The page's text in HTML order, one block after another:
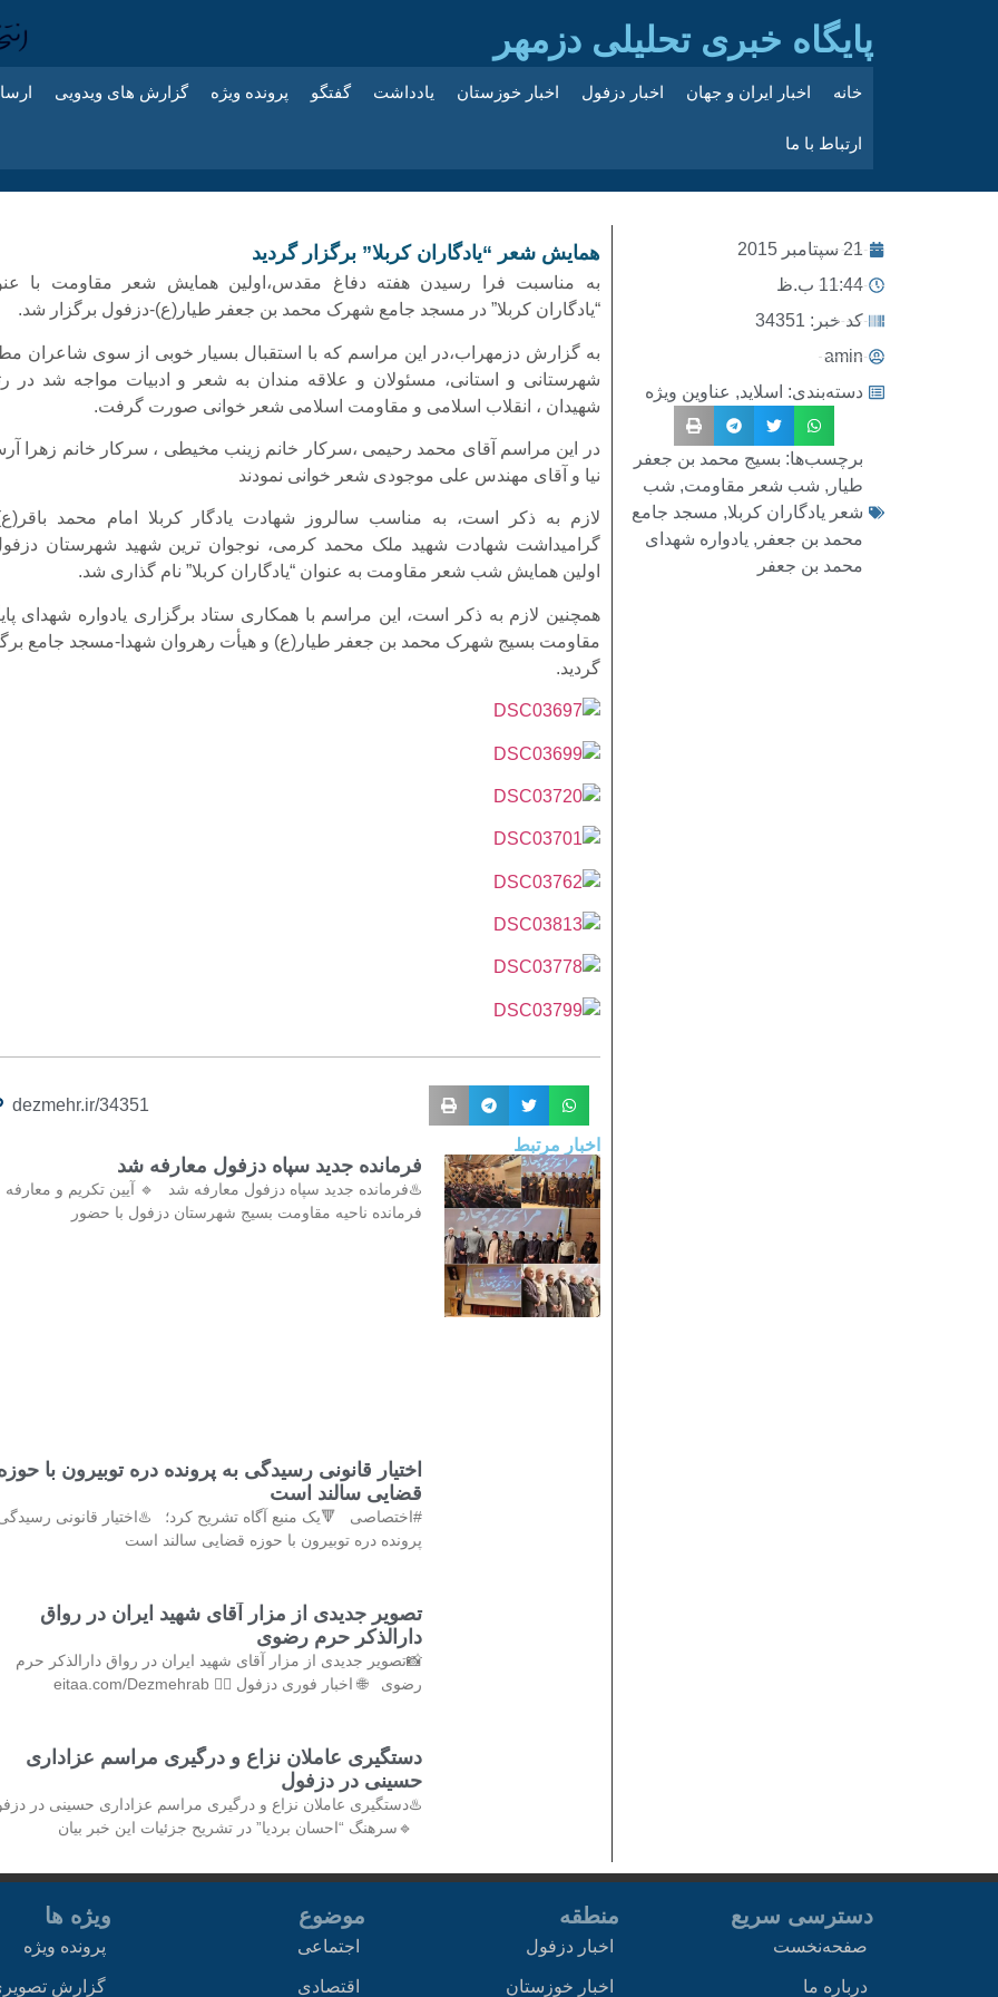
پایگاه خبری تحلیلی دزمهر
خانه اخبار ایران و جهان اخبار دزفول اخبار خوزستان یادداشت گفتگو پرونده ویژه گزارش های ویدویی
ارتباط با ما
21 سپتامبر 2015
11:44 ب.ظ
کد خبر: 34351
amin
دسته‌بندی: اسلاید, عناوین ویژه
برچسب‌ها: بسیج محمد بن جعفر
طیار , شب شعر مقاومت, شب
شعر یادگاران کربلا, مسجد جامع
محمد بن جعفر , یادواره شهدای
محمد بن جعفر
همایش شعر “یادگاران کربلا” برگزار گردید
به مناسبت فرا رسیدن هفته دفاغ مقدس،اولین همایش شعر مقاومت با
“یادگاران کربلا” در مسجد جامع شهرک محمد بن جعفر طیار(ع)-دزفول برگزار شد.
به گزارش دزمهراب،در این مراسم که با استقبال بسیار خوبی از سوی شاعران
شهرستانی و استانی، مسئولان و علاقه مندان به شعر و ادبیات مواجه شد در
شهیدان ، انقلاب اسلامی و مقاومت اسلامی شعر خوانی صورت گرفت.
در این مراسم آقای محمد رحیمی ،سرکار خانم زینب مخیطی ، سرکار خانم زهرا
نیا و آقای مهندس علی موجودی شعر خوانی نمودند
لازم به ذکر است، به مناسب سالروز شهادت یادگار کربلا امام محمد
گرامیداشت شهادت شهید ملک محمد کرمی، نوجوان ترین شهید شهرستان
اولین همایش شب شعر مقاومت به عنوان “یادگاران کربلا” نام گذاری شد.
همچنین لازم به ذکر است، این مراسم با همکاری ستاد برگزاری یادواره شهدای
مقاومت بسیج شهرک محمد بن جعفر طیار(ع) و هیأت رهروان شهدا-مسجد جامع
گردید.
dezmehr.ir/34351
اخبار مرتبط
فرمانده جدید سپاه دزفول معارفه شد
♨️فرمانده جدید سپاه دزفول معارفه شد 🔹 آیین تکریم و معارفه
فرمانده ناحیه مقاومت بسیج شهرستان دزفول با حضور
اختیار قانونی رسیدگی به پرونده دره توبیرون با
قضایی سالند است
#اختصاصی 🔻یک منبع آگاه تشریح کرد؛ ♨️اختیار قانونی
پرونده دره توبیرون با حوزه قضایی سالند است
تصویر جدیدی از مزار آقای شهید ایران در رواق
دارالذکر حرم رضوی
📸تصویر جدیدی از مزار آقای شهید ایران در رواق دارالذکر حرم
رضوی 🌐 اخبار فوری دزفول 👇🏻 eitaa.com/Dezmehrab
دستگیری عاملان نزاع و درگیری مراسم عزاداری
حسینی در دزفول
♨️دستگیری عاملان نزاع و درگیری مراسم عزاداری حسینی در
🔹سرهنگ “احسان بردیا” در تشریح جزئیات این خبر بیان
دسترسی سریع
صفحه‌نخست
درباره ما
منطقه
اخبار دزفول
اخبار خوزستان
موضوع
اجتماعی
اقتصادی
ویژه ها
پرونده ویژه
گزارش